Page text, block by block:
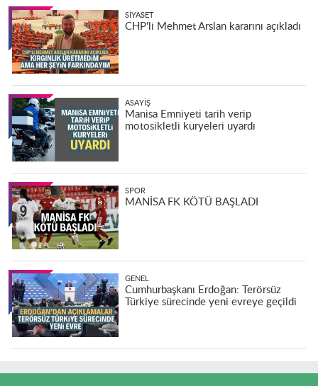
SIYASET
CHP'li Mehmet Arslan kararını açıkladı
ASAYIŞ
Manisa Emniyeti tarih verip
motosikletli kuryeleri uyardı
SPOR
MANİSA FK KÖTÜ BAŞLADI
GENEL
Cumhurbaşkanı Erdoğan: Terörsüz
Türkiye sürecinde yeni evreye geçildi